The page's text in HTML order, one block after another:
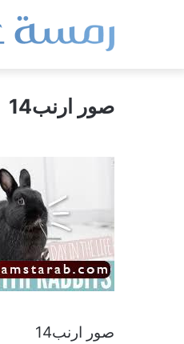
صور ارنب14
صور ارنب14